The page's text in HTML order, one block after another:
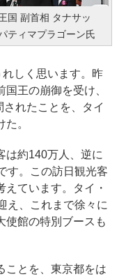
国 副首相 タナサッ
ティマプラゴーン氏
しく思います。昨
王の崩御を受け、
れたことを、タイ
。
は約140万人、逆に
す。この訪日観光客
ています。タイ・
え、これまで徐々に
使館の特別ブースも
とを、東京都をは